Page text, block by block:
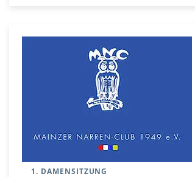
1. DAMENSITZUNG